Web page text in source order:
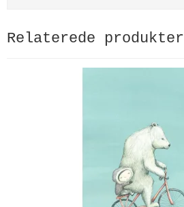
Relaterede produkter